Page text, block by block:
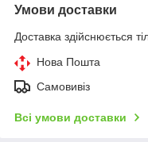
Умови доставки
Доставка здійснюється
Нова Пошта
Самовивіз
Всі умови доставки